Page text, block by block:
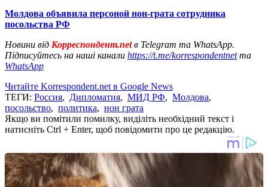
Молдова объявила персоной нон-грата сотрудника
посольства РФ
Новини від Корреспондент.netв Telegram та WhatsApp.
Підписуйтесь на наші канали https://t.me/korrespondentnetта
WhatsApp
Читайте Korrespondent.net в Google News
ТЕГИ: Россия, Дипломатия, МИД РФ, Молдова,
посольство, политика, нон грата
Якщо ви помітили помилку, виділіть необхідний текст і
натисніть Ctrl + Enter, щоб повідомити про це редакцію.